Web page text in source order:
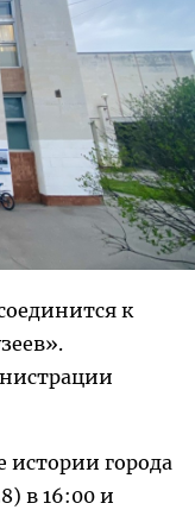
к
истории города
в 16:00 и